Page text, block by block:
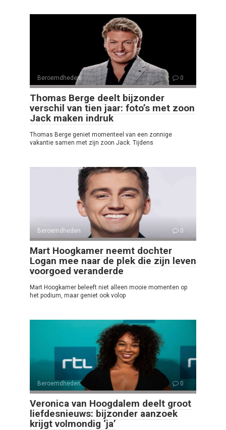
Beroemdheden 0
Thomas Berge deelt bijzonder
verschil van tien jaar: foto’s met zoon
Jack maken indruk
Thomas Berge geniet momenteel van een zonnige
vakantie samen met zijn zoon Jack. Tijdens
Beroemdheden 0
Mart Hoogkamer neemt dochter
Logan mee naar de plek die zijn leven
voorgoed veranderde
Mart Hoogkamer beleeft niet alleen mooie momenten op
het podium, maar geniet ook volop
Beroemdheden 0
Veronica van Hoogdalem deelt groot
liefdesnieuws: bijzonder aanzoek
krijgt volmondig ‘ja’